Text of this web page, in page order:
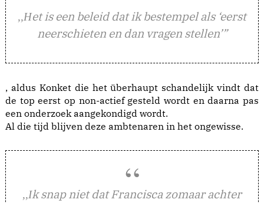
,,Het is een beleid dat ik bestempel als ‘eerst
neerschieten en dan vragen stellen’”
, aldus Konket die het überhaupt schandelijk vindt dat
de top eerst op non-actief gesteld wordt en daarna pas
een onderzoek aangekondigd wordt.
Al die tijd blijven deze ambtenaren in het ongewisse.
,,Ik snap niet dat Francisca zomaar achter